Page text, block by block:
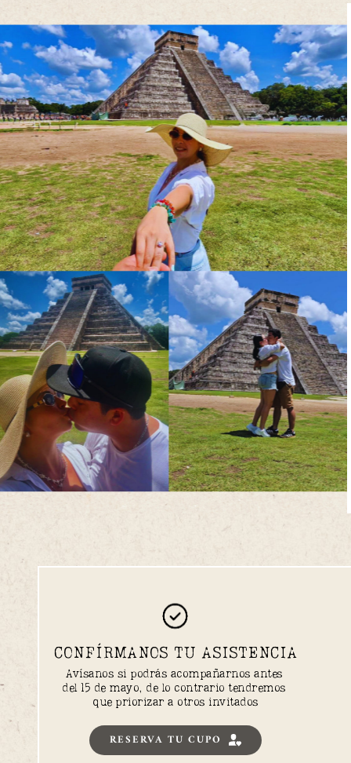
CONFÍRMANOS TU ASISTENCIA
Avísanos si podrás acompañarnos antes
del 15 de mayo, de lo contrario tendremos
que priorizar a otros invitados
RESERVA TU CUPO